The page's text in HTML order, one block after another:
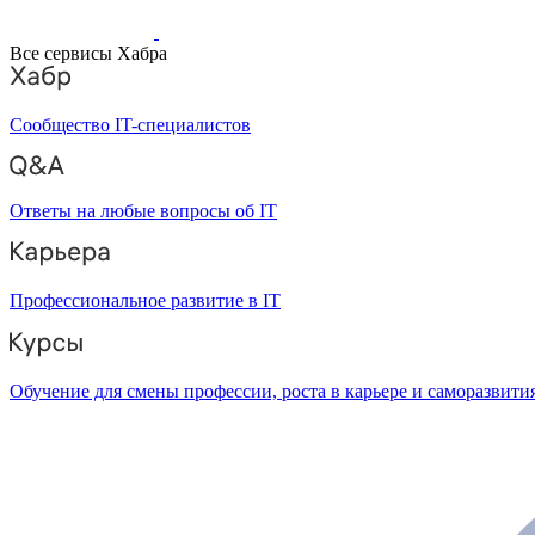
Все сервисы Хабра
Сообщество IT-специалистов
Ответы на любые вопросы об IT
Профессиональное развитие в IT
Обучение для смены профессии, роста в карьере и